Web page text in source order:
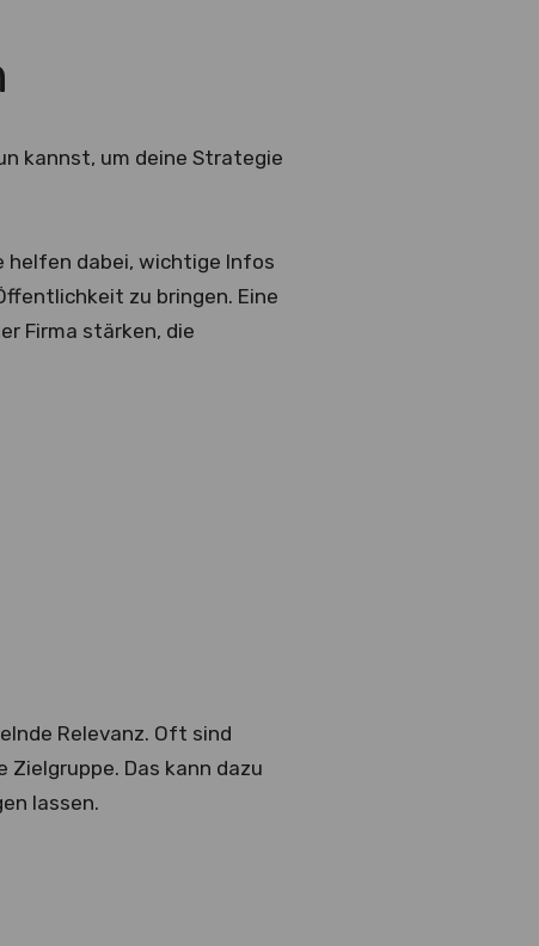
kannst, um deine Strategie
helfen dabei, wichtige Infos
zu bringen. Eine
Firma stärken, die
Relevanz. Oft sind
Das kann dazu
lassen.